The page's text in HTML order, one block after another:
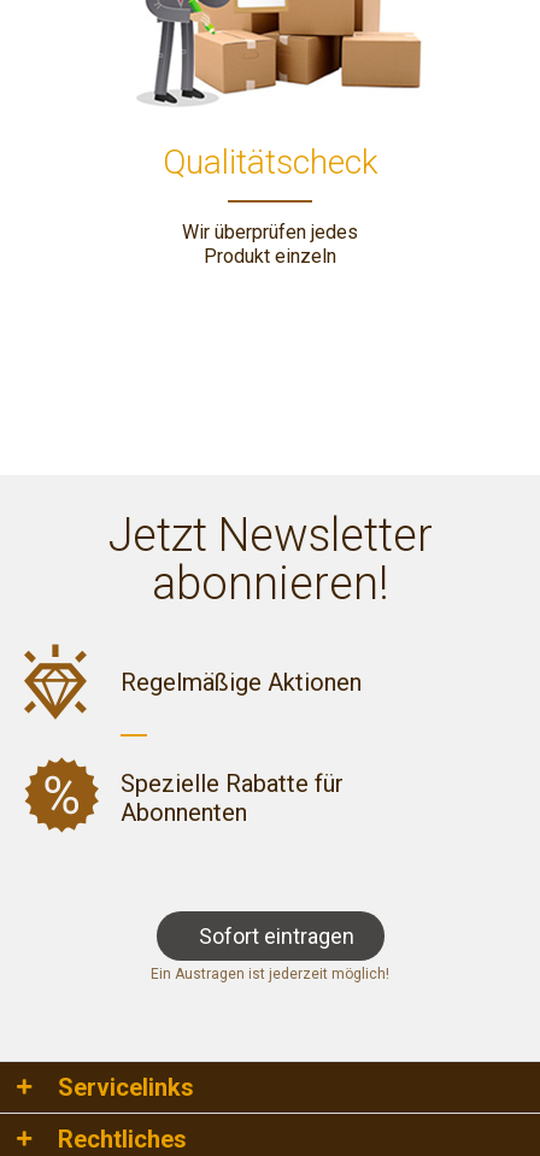
Qualitätscheck
Wir überprüfen jedes
Produkt einzeln
Jetzt Newsletter
abonnieren!
Regelmäßige Aktionen
Spezielle Rabatte für
Abonnenten
Sofort eintragen
Ein Austragen ist jederzeit möglich!
Servicelinks
Rechtliches